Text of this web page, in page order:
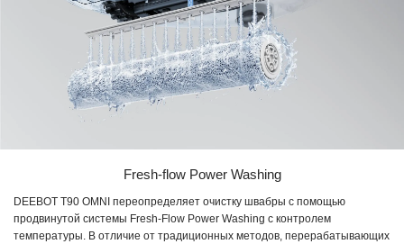
Fresh-flow Power Washing
DEEBOT T90 OMNI переопределяет очистку швабры с помощью
продвинутой системы Fresh-Flow Power Washing с контролем
температуры. В отличие от традиционных методов, перерабатывающих